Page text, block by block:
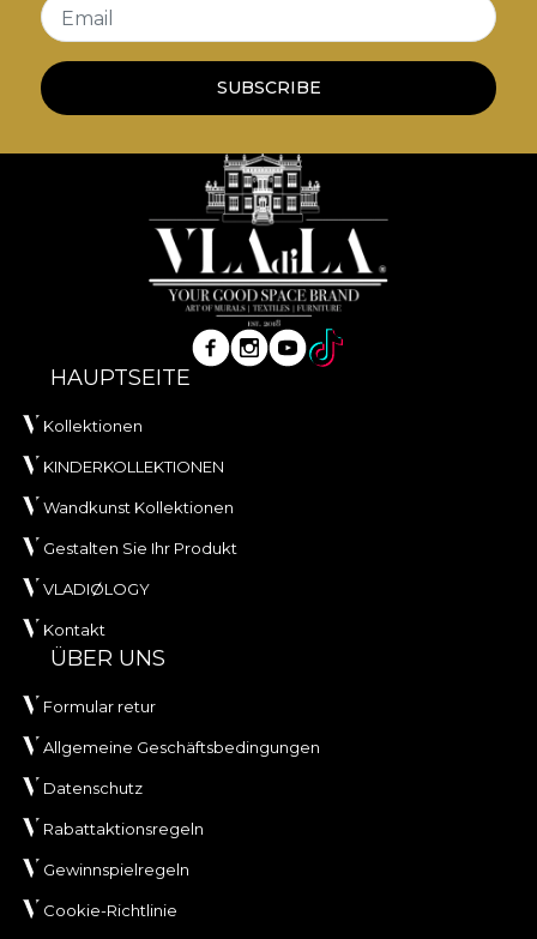
Email
SUBSCRIBE
HAUPTSEITE
Kollektionen
KINDERKOLLEKTIONEN
Wandkunst Kollektionen
Gestalten Sie Ihr Produkt
VLADIØLOGY
Kontakt
ÜBER UNS
Formular retur
Allgemeine Geschäftsbedingungen
Datenschutz
Rabattaktionsregeln
Gewinnspielregeln
Cookie-Richtlinie